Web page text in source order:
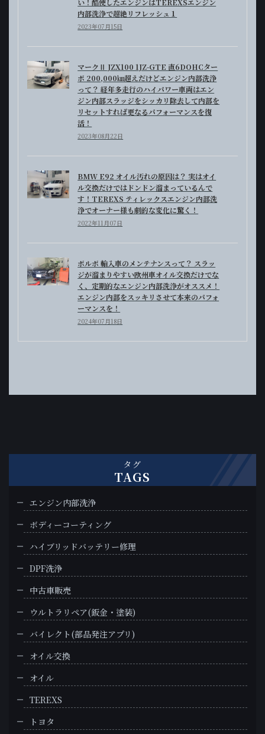
い！酷使したエンジンはTEREXSエンジン
内部洗浄で超絶リフレッシュ１
2023年07月15日
マークⅡ JZX100 1JZ-GTE 直6DOHCター
ボ 200,000㎞超えだけどエンジン内部洗浄
って？ 経年多走行のハイパワー車両はエン
ジン内部スラッジをシッカリ除去して内部を
リセットすれば更なるパフォーマンスを復
活！
2023年08月22日
BMW E92 オイル汚れの原因は？ 実はオイ
ル交換だけではドンドン溜まっているんで
す！TEREXS ティレックスエンジン内部洗
浄でオーナー様も劇的な変化に驚く！
2022年11月07日
ボルボ 輸入車のメンテナンスって？ スラッ
ジが溜まりやすい欧州車オイル交換だけでな
く、定期的なエンジン内部洗浄がオススメ！
エンジン内部をスッキリさせて本来のパフォ
ーマンスを！
2024年07月18日
タグ
TAGS
エンジン内部洗浄
ボディーコーティング
ハイブリッドバッテリー修理
DPF洗浄
中古車販売
ウルトラリペア(鈑金・塗装)
バイレクト(部品発注アプリ)
オイル交換
オイル
TEREXS
トヨタ